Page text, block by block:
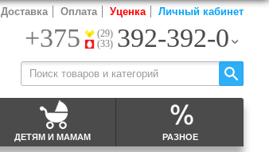
ДЕТЯМ И МАМАМ РАЗНОЕ
Доставка Оплата Уценка Личный кабинет
+375
(29)
(33) 392-392-0